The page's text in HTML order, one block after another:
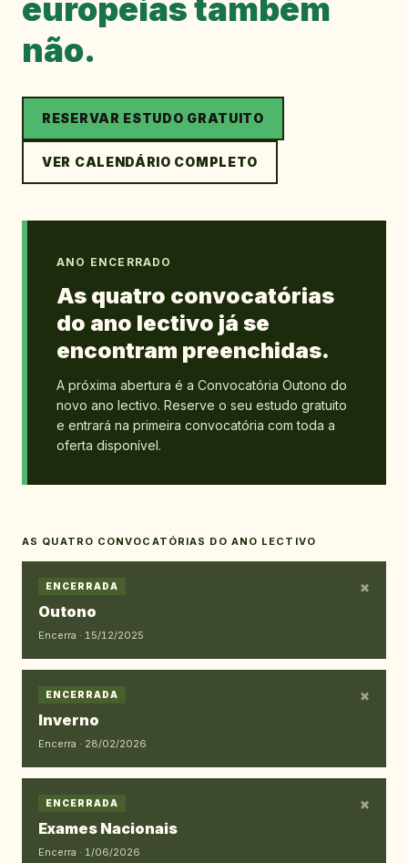
europeias também
não.
RESERVAR ESTUDO GRATUITO
VER CALENDÁRIO COMPLETO
ANO ENCERRADO
As quatro convocatórias
do ano lectivo já se
encontram preenchidas.
A próxima abertura é a Convocatória Outono do
novo ano lectivo. Reserve o seu estudo gratuito
e entrará na primeira convocatória com toda a
oferta disponível.
AS QUATRO CONVOCATÓRIAS DO ANO LECTIVO
ENCERRADA
×
Outono
Encerra · 15/12/2025
ENCERRADA
×
Inverno
Encerra · 28/02/2026
ENCERRADA
×
Exames Nacionais
Encerra · 1/06/2026